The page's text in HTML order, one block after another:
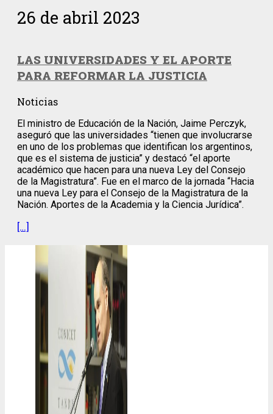
26 de abril 2023
LAS UNIVERSIDADES Y EL APORTE
PARA REFORMAR LA JUSTICIA
Noticias
El ministro de Educación de la Nación, Jaime Perczyk,
aseguró que las universidades “tienen que involucrarse
en uno de los problemas que identifican los argentinos,
que es el sistema de justicia” y destacó “el aporte
académico que hacen para una nueva Ley del Consejo
de la Magistratura”. Fue en el marco de la jornada “Hacia
una nueva Ley para el Consejo de la Magistratura de la
Nación. Aportes de la Academia y la Ciencia Jurídica”.
[…]